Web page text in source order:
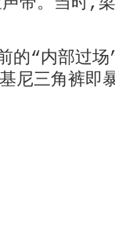
“内部过场
尼三角裤即